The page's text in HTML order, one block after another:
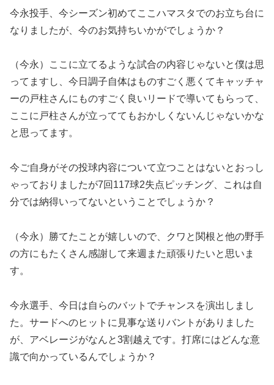
今永投手、今シーズン初めてここハマスタでのお立ち台に
なりましたが、今のお気持ちいかがでしょうか？
（今永）ここに立てるような試合の内容じゃないと僕は思
ってますし、今日調子自体はものすごく悪くてキャッチャ
ーの戸柱さんにものすごく良いリードで導いてもらって、
ここに戸柱さんが立っててもおかしくないんじゃないかな
と思ってます。
今ご自身がその投球内容について立つことはないとおっし
ゃっておりましたが7回117球2失点ピッチング、これは自
分では納得いってないということでしょうか？
（今永）勝てたことが嬉しいので、クワと関根と他の野手
の方にもたくさん感謝して来週また頑張りたいと思いま
す。
今永選手、今日は自らのバットでチャンスを演出しまし
た。サードへのヒットに見事な送りバントがありました
が、アベレージがなんと3割越えです。打席にはどんな意
識で向かっているんでしょうか？